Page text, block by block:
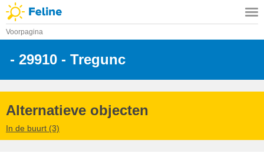
Voorpagina
- 29910 - Tregunc
Alternatieve objecten
In de buurt (3)